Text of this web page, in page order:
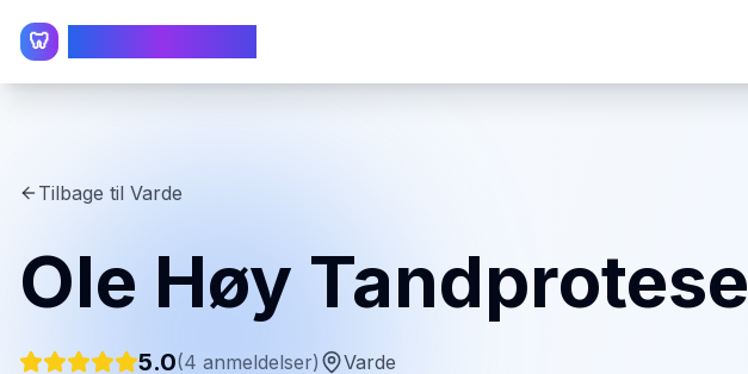
🦷
Tilbage til Varde
Ole Høy Tandprotese
5.0(4 anmeldelser) Varde